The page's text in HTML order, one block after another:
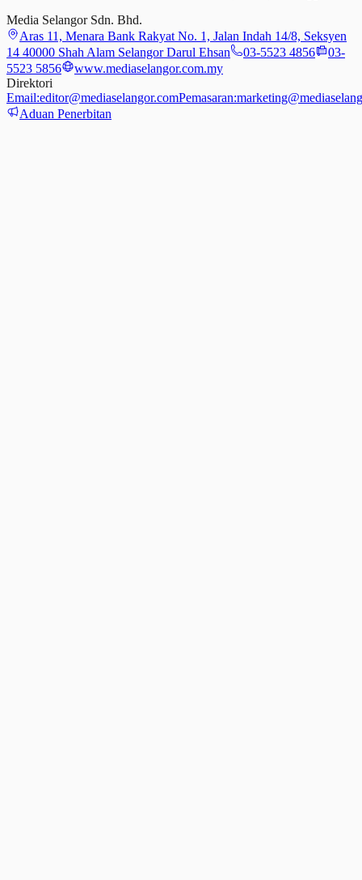
Media Selangor Sdn. Bhd.
Aras 11, Menara Bank Rakyat No. 1, Jalan Indah 14/8, Seksyen
14 40000 Shah Alam Selangor Darul Ehsan
03-5523 4856
03-
5523 5856
www.mediaselangor.com.my
Direktori
Email:editor@mediaselangor.comPemasaran:
Aduan Penerbitan